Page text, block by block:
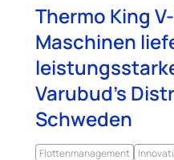
Thermo King
Maschinen
Varubud’s
Schweden
Flottenmanagement